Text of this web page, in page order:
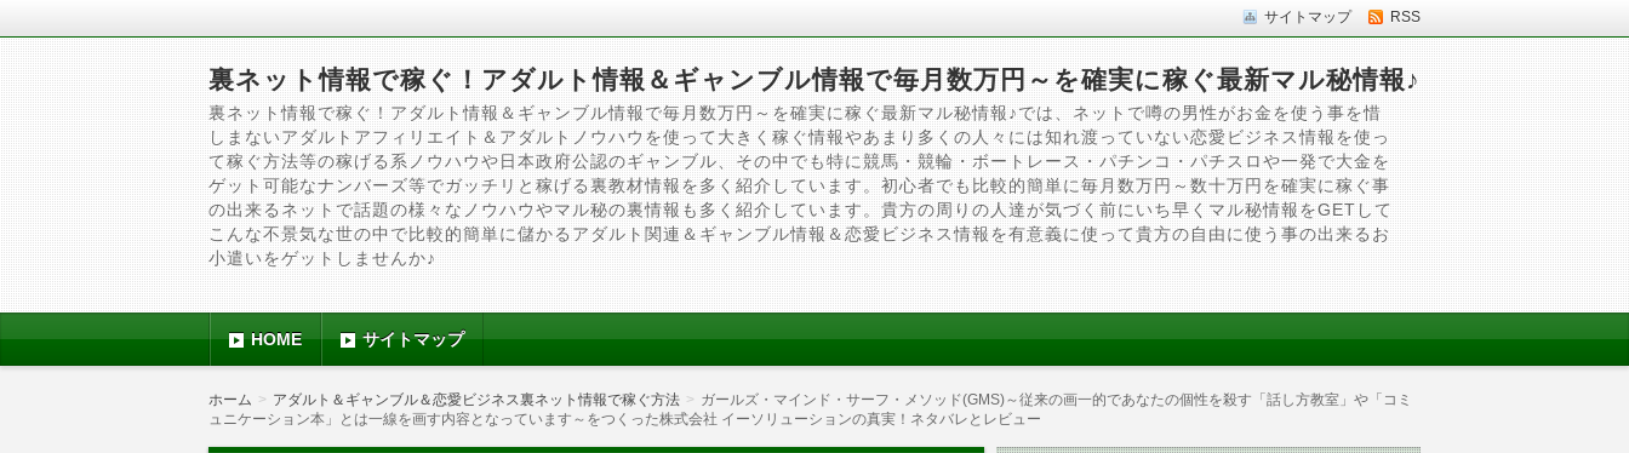
サイトマップ RSS
裏ネット情報で稼ぐ！アダルト情報＆ギャンブル情報で毎月数万円～を確実に稼ぐ最新マル秘情報♪
裏ネット情報で稼ぐ！アダルト情報＆ギャンブル情報で毎月数万円～を確実に稼ぐ最新マル秘情報♪では、ネットで噂の男性がお金を使う事を惜
しまないアダルトアフィリエイト＆アダルトノウハウを使って大きく稼ぐ情報やあまり多くの人々には知れ渡っていない恋愛ビジネス情報を使っ
て稼ぐ方法等の稼げる系ノウハウや日本政府公認のギャンブル、その中でも特に競馬・競輪・ボートレース・パチンコ・パチスロや一発で大金を
ゲット可能なナンバーズ等でガッチリと稼げる裏教材情報を多く紹介しています。初心者でも比較的簡単に毎月数万円～数十万円を確実に稼ぐ事
の出来るネットで話題の様々なノウハウやマル秘の裏情報も多く紹介しています。貴方の周りの人達が気づく前にいち早くマル秘情報をGETして
こんな不景気な世の中で比較的簡単に儲かるアダルト関連＆ギャンブル情報＆恋愛ビジネス情報を有意義に使って貴方の自由に使う事の出来るお
小遣いをゲットしませんか♪
HOME サイトマップ
ホーム アダルト＆ギャンブル＆恋愛ビジネス裏ネット情報で稼ぐ方法
ガールズ・マインド・サーフ・メソッド(GMS)～従来の画一的であなたの個性を殺す「話し方教室」や「コミ
ュニケーション本」とは一線を画す内容となっています～をつくった株式会社 イーソリューションの真実！ネタバレとレビュー